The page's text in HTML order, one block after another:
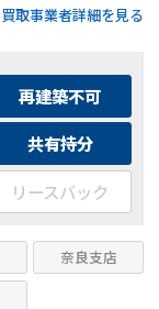
買取事業者詳細を見る
再建築不可
共有持分
リースバック
奈良支店